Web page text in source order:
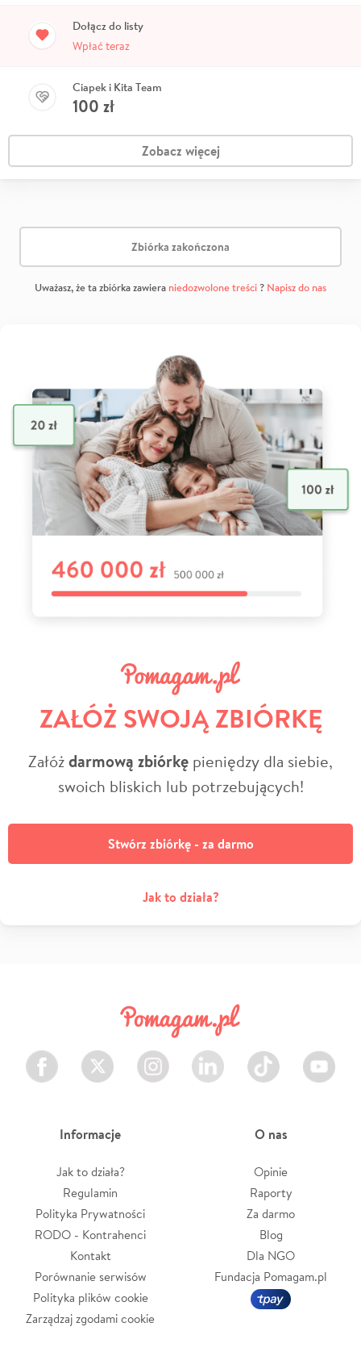
Dołącz do listy
Wpłać teraz
Ciapek i Kita Team
100 zł
Zobacz więcej
Zbiórka zakończona
Uważasz, że ta zbiórka zawiera niedozwolone treści? Napisz do nas
ZAŁÓŻ SWOJĄ ZBIÓRKĘ
Załóżdarmową zbiórkę pieniędzy dla siebie,
swoich bliskich lub potrzebujących!
Stwórz zbiórkę - za darmo
Jak to działa?
Facebook Twitter Instagram LinkedIn TikTok Youtube
Informacje
Jak to działa?
Regulamin
Polityka Prywatności
RODO - Kontrahenci
Kontakt
Porównanie serwisów
Polityka plików cookie
Zarządzaj zgodami cookie
O nas
Opinie
Raporty
Za darmo
Blog
Dla NGO
Fundacja Pomagam.pl